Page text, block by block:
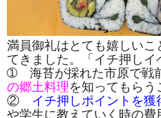
満員御礼はとても嬉しいこ
てきました。「イチ押しイ
➀ 海苔が採れた市原で戦
の郷土料理を知ってもらう
② イチ押しポイントを獲
や学生に教えていく時の費